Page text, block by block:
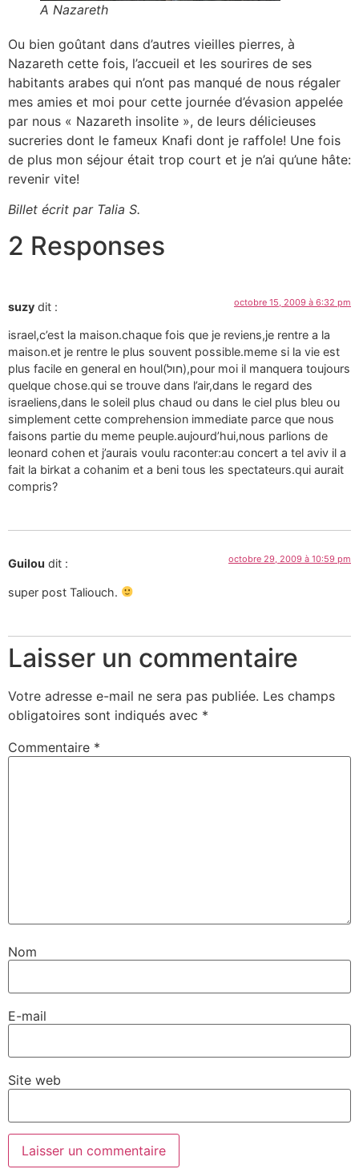
A Nazareth
Ou bien goûtant dans d’autres vieilles pierres, à
Nazareth cette fois, l’accueil et les sourires de ses
habitants arabes qui n’ont pas manqué de nous régaler
mes amies et moi pour cette journée d’évasion appelée
par nous « Nazareth insolite », de leurs délicieuses
sucreries dont le fameux Knafi dont je raffole! Une fois
de plus mon séjour était trop court et je n’ai qu’une hâte:
revenir vite!
Billet écrit par Talia S.
2 Responses
suzy dit : octobre 15, 2009 à 6:32 pm
israel,c’est la maison.chaque fois que je reviens,je rentre a la
maison.et je rentre le plus souvent possible.meme si la vie est
plus facile en general en houl(חול),pour moi il manquera toujours
quelque chose.qui se trouve dans l’air,dans le regard des
israeliens,dans le soleil plus chaud ou dans le ciel plus bleu ou
simplement cette comprehension immediate parce que nous
faisons partie du meme peuple.aujourd’hui,nous parlions de
leonard cohen et j’aurais voulu raconter:au concert a tel aviv il a
fait la birkat a cohanim et a beni tous les spectateurs.qui aurait
compris?
Guilou dit : octobre 29, 2009 à 10:59 pm
super post Taliouch.
Laisser un commentaire
Votre adresse e-mail ne sera pas publiée. Les champs
obligatoires sont indiqués avec *
Commentaire *
Nom
E-mail
Site web